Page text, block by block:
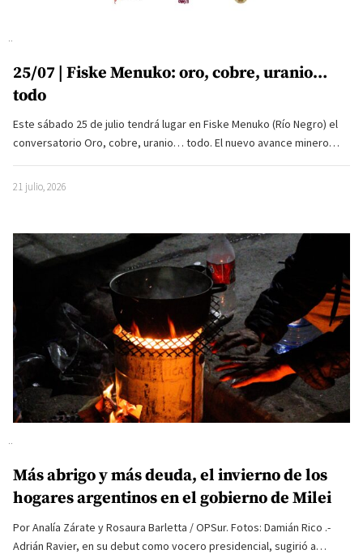
25/07 | Fiske Menuko: oro, cobre, uranio…
todo
Este sábado 25 de julio tendrá lugar en Fiske Menuko (Río Negro) el
conversatorio Oro, cobre, uranio… todo. El nuevo avance minero…
21 julio, 2026
Más abrigo y más deuda, el invierno de los
hogares argentinos en el gobierno de Milei
Por Analía Zárate y Rosaura Barletta / OPSur. Fotos: Damián Rico .-
Adrián Ravier, en su debut como vocero presidencial, sugirió a…